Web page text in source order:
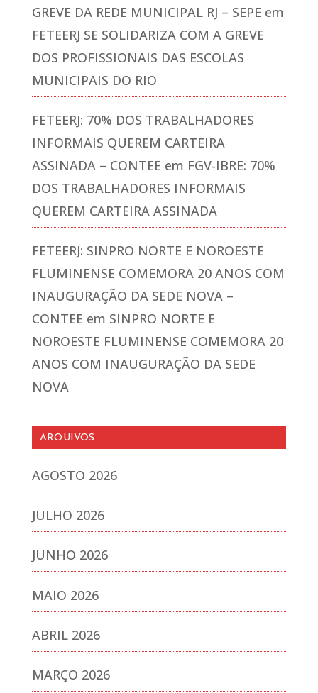
GREVE DA REDE MUNICIPAL RJ – SEPE em
FETEERJ SE SOLIDARIZA COM A GREVE
DOS PROFISSIONAIS DAS ESCOLAS
MUNICIPAIS DO RIO
FETEERJ: 70% DOS TRABALHADORES
INFORMAIS QUEREM CARTEIRA
ASSINADA – CONTEE em FGV-IBRE: 70%
DOS TRABALHADORES INFORMAIS
QUEREM CARTEIRA ASSINADA
FETEERJ: SINPRO NORTE E NOROESTE
FLUMINENSE COMEMORA 20 ANOS COM
INAUGURAÇÃO DA SEDE NOVA –
CONTEE em SINPRO NORTE E
NOROESTE FLUMINENSE COMEMORA 20
ANOS COM INAUGURAÇÃO DA SEDE
NOVA
ARQUIVOS
AGOSTO 2026
JULHO 2026
JUNHO 2026
MAIO 2026
ABRIL 2026
MARÇO 2026